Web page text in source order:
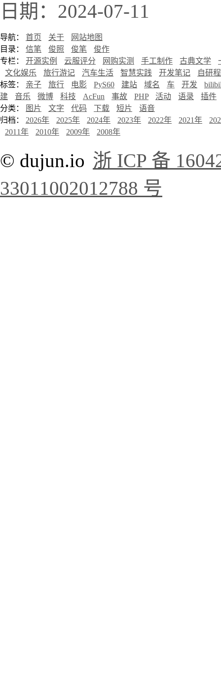
日期：2024-07-11
导航： 首页 关于
网站地图
目录： 信笔 俊照 俊笔
俊作
专栏： 开源实例 云服评分 网购实测 手工制作 古典文学
文化娱乐
旅行游记 汽车生活 智慧实践 开发笔记
自研
标签： 亲子 旅行 电影 PyS60 建站 域名 车 开发
建
音乐 微博 科技 AcFun 事故 PHP 活动 语录
插件
分类：
图片 文字 代码 下载 短片
语音
归档： 2026年 2025年 2024年 2023年 2022年 2021年
2011年
2010年 2009年 2008年
© dujun.io 浙 ICP 备
33011002012788 号